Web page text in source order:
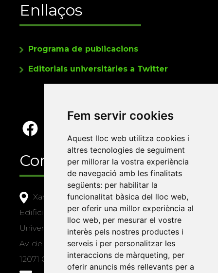
Fem servir cookies
Aquest lloc web utilitza cookies i
altres tecnologies de seguiment
per millorar la vostra experiència
de navegació amb les finalitats
següents: per habilitar la
funcionalitat bàsica del lloc web,
per oferir una millor experiència al
lloc web, per mesurar el vostre
interès pels nostres productes i
serveis i per personalitzar les
interaccions de màrqueting, per
oferir anuncis més rellevants per a
Enllaços
Programa de publicacions
Editorials universitàries a Twitter
Contacte
Xarxa Vives d'Universitats
Edifici Àgora
Universitat Jaume I, local 10
Av. de Vicent Sos Baynat, s/n
12071 Castelló de la Plana